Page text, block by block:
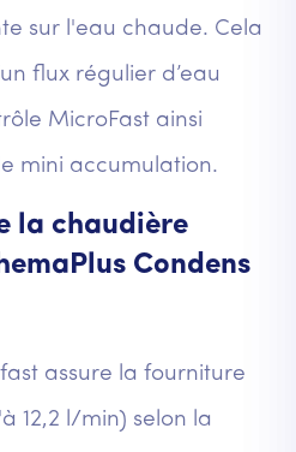
sur l'eau chaude. Cela
flux régulier d’eau
MicroFast ainsi
mini accumulation.
la chaudière
Condens
assure la fourniture
12,2 l/min) selon la